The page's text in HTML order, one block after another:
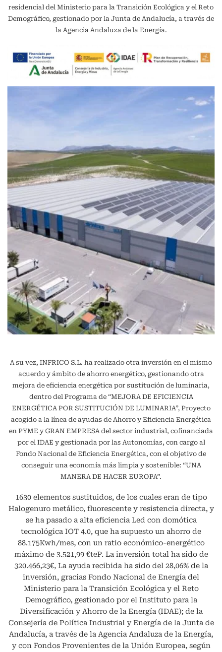
residencial del Ministerio para la Transición Ecológica y el Reto
Demográfico, gestionado por la Junta de Andalucía, a través de
la Agencia Andaluza de la Energía.
A su vez, INFRICO S.L. ha realizado otra inversión en el mismo
acuerdo y ámbito de ahorro energético, gestionando otra
mejora de eficiencia energética por sustitución de luminaria,
dentro del Programa de “MEJORA DE EFICIENCIA
ENERGÉTICA POR SUSTITUCIÓN DE LUMINARIA”, Proyecto
acogido a la línea de ayudas de Ahorro y Eficiencia Energética
en PYME y GRAN EMPRESA del sector industrial, cofinanciada
por el IDAE y gestionada por las Autonomías, con cargo al
Fondo Nacional de Eficiencia Energética, con el objetivo de
conseguir una economía más limpia y sostenible: “UNA
MANERA DE HACER EUROPA”.
1630 elementos sustituidos, de los cuales eran de tipo
Halogenuro metálico, fluorescente y resistencia directa, y
se ha pasado a alta eficiencia Led con domótica
tecnológica IOT 4.0, que ha supuesto un ahorro de
88.175Kwh/mes, con un ratio económico-energético
máximo de 3.521,99 €teP. La inversión total ha sido de
320.466,23€, La ayuda recibida ha sido del 28,06% de la
inversión, gracias Fondo Nacional de Energía del
Ministerio para la Transición Ecológica y el Reto
Demográfico, gestionado por el Instituto para la
Diversificación y Ahorro de la Energía (IDAE); de la
Consejería de Política Industrial y Energía de la Junta de
Andalucía, a través de la Agencia Andaluza de la Energía,
y con Fondos Provenientes de la Unión Europea, según